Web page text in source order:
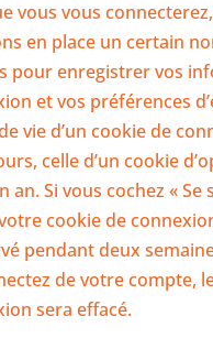
vous vous
en place un certain
pour enregistrer vos
et vos préférences
vie d’un cookie de
celle d’un cookie
an. Si vous cochez «
cookie de
pendant deux
de votre compte,
sera effacé.